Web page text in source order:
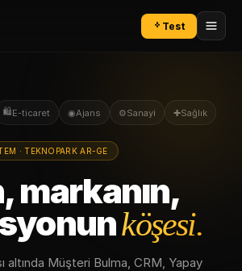
Test
🛍E-ticaret ◉Ajans ⚙Sanayi ✚Sağlık
· TEKNOPARK AR-GE
markanın,
köşesi.
altında Müşteri Bulma, CRM, Yapay